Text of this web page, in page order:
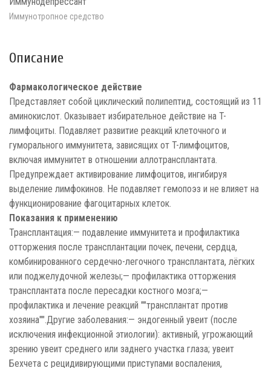
Иммунотропное средство
Описание
Фармакологическое действие
Представляет собой циклический полипептид, состоящий из 11
аминокислот. Оказывает избирательное действие на T-
лимфоциты. Подавляет развитие реакций клеточного и
гуморального иммунитета, зависящих от T-лимфоцитов,
включая иммунитет в отношении аллотрансплантата.
Предупреждает активирование лимфоцитов, ингибируя
выделение лимфокинов. Не подавляет гемопоэз и не влияет на
функционирование фагоцитарных клеток.
Показания к применению
Трансплантация:— подавление иммунитета и профилактика
отторжения после трансплантации почек, печени, сердца,
комбинированного сердечно-легочного трансплантата, лёгких
или поджелудочной железы;— профилактика отторжения
трансплантата после пересадки костного мозга;—
профилактика и лечение реакций ""трансплантат против
хозяина"".Другие заболевания:— эндогенный увеит (после
исключения инфекционной этиологии): активный, угрожающий
зрению увеит среднего или заднего участка глаза; увеит
Бехчета с рецидивирующими приступами воспаления,